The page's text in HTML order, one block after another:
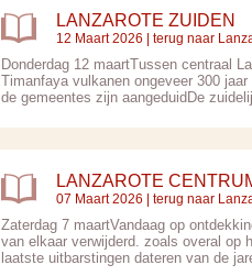
LANZAROTE ZUIDEN
12 Maart 2026 | terug naar
Donderdag 12 maartTussen centraal
Timanfaya vulkanen ongeveer 300
de gemeentes zijn aangeduidDe
LANZAROTE
07 Maart 2026 | terug naar
Zaterdag 7 maartVandaag op
van elkaar verwijderd. zoals overal op
laatste uitbarstingen dateren van de